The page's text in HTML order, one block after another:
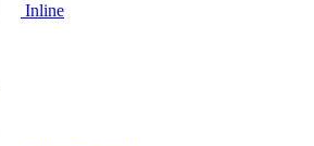
Inline